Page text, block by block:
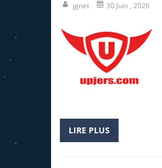
jgnet 30 Juin , 2026
LIRE PLUS